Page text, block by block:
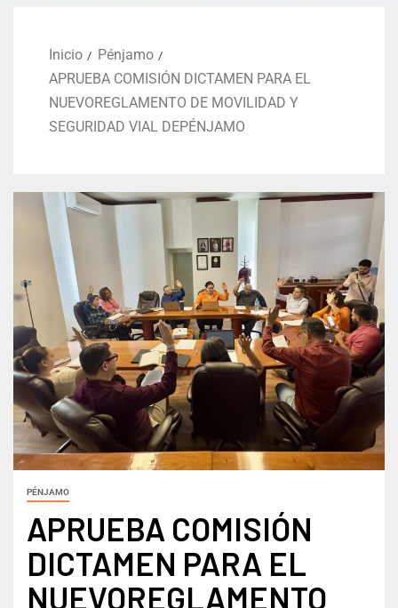
Inicio
Pénjamo
APRUEBA COMISIÓN DICTAMEN PARA EL
NUEVOREGLAMENTO DE MOVILIDAD Y
SEGURIDAD VIAL DEPÉNJAMO
PÉNJAMO
APRUEBA COMISIÓN
DICTAMEN PARA EL
NUEVOREGLAMENTO